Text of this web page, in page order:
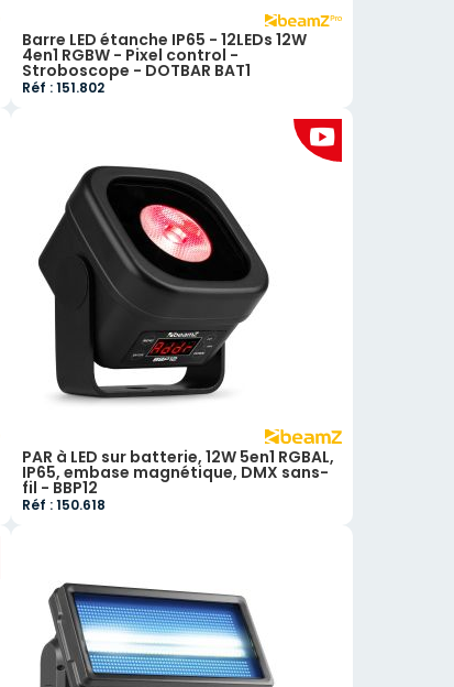
Barre LED étanche IP65 - 12LEDs 12W
4en1 RGBW - Pixel control -
Stroboscope - DOTBAR BAT1
Réf : 151.802
PAR à LED sur batterie, 12W 5en1 RGBAL,
IP65, embase magnétique, DMX sans-
fil - BBP12
Réf : 150.618